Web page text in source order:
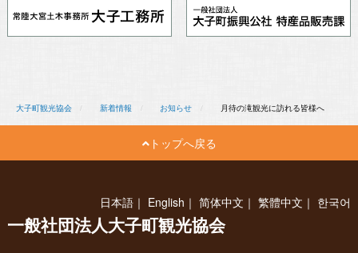
大子町観光協会 新着情報 お知らせ 月待の滝観光に訪れる皆様へ
トップへ戻る
日本語 ｜ English ｜简体中文 ｜繁體中文 ｜ 한국어
一般社団法人大子町観光協会